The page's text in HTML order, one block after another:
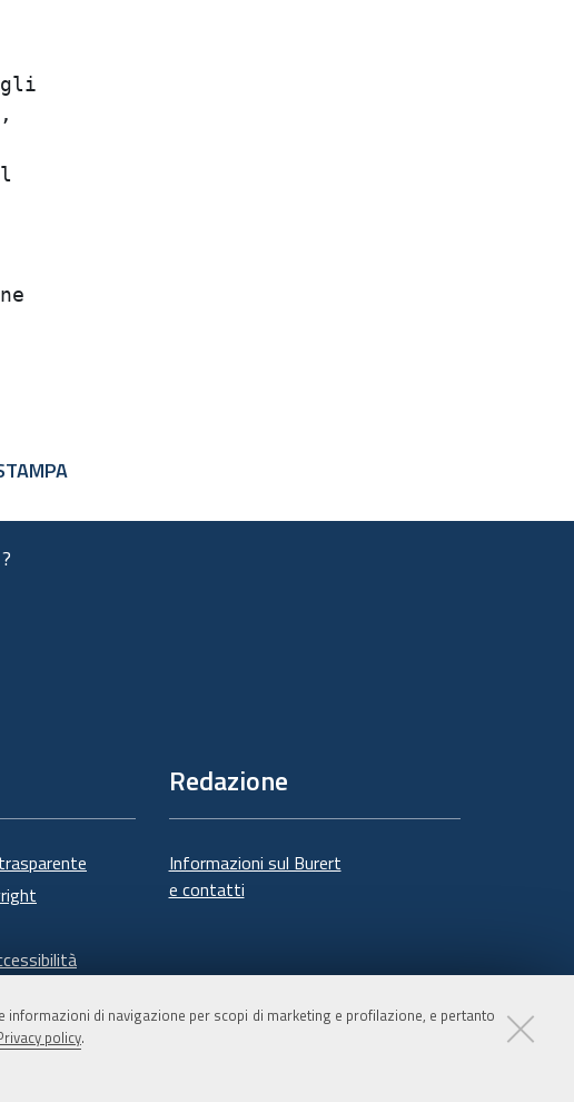
informazioni di navigazione per scopi di marketing e profilazione, e pertanto
policy.
gli
Redazione
Informazioni sul Burert
e contatti